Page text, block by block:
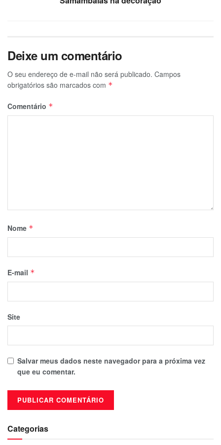
Deixe um comentário
O seu endereço de e-mail não será publicado. Campos
obrigatórios são marcados com *
Comentário *
Nome *
E-mail *
Site
Salvar meus dados neste navegador para a próxima vez
que eu comentar.
Categorias